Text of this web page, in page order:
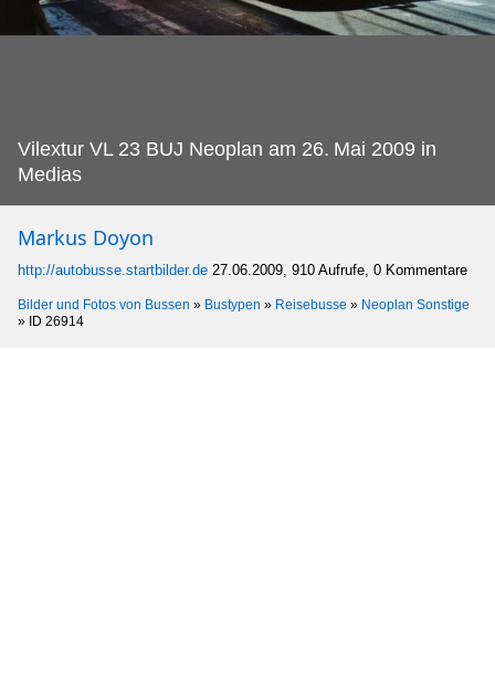
Vilextur VL 23 BUJ Neoplan am 26. Mai 2009 in
Medias
Markus Doyon
http://autobusse.startbilder.de 27.06.2009, 910 Aufrufe, 0 Kommentare
Bilder und Fotos von Bussen » Bustypen » Reisebusse » Neoplan Sonstige
» ID 26914